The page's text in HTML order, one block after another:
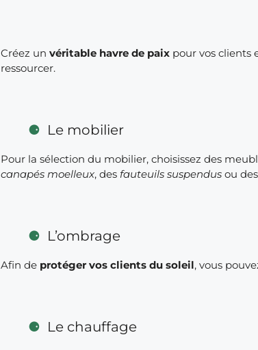
Créez unvéritable havre de paix pour vos clients
ressourcer.
Le mobilier
Pour la sélection du mobilier, choisissez des
canapés moelleux, des fauteuils suspendus ou des
L’ombrage
Afin de protéger vos clients du soleil, vous
Le chauffage